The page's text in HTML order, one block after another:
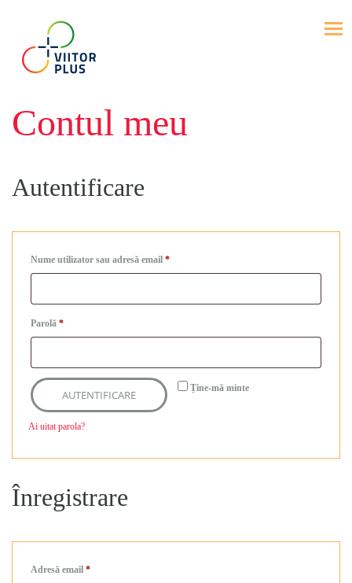
Contul meu
Autentificare
Nume utilizator sau adresă email *
Parolă *
Ține-mă minte
AUTENTIFICARE
Ai uitat parola?
Înregistrare
Adresă email *